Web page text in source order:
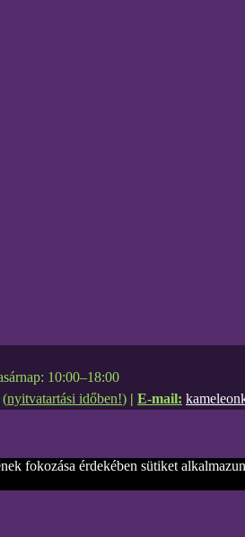
10:00–18:00
(nyitvatartási időben!) | E-mail:
fokozása érdekében sütiket